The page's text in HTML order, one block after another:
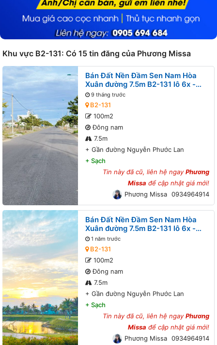
Khu vực B2-131: Có 15 tin đăng của Phương Missa
Bán Đất Nền Đầm Sen Nam Hòa
Xuân đường 7.5m B2-131 lô 6x -
Gần đường Nguyễn Phước Lan
9 tháng trước
B2-131
100m2
Đông nam
7.5m
+ Gần đường Nguyễn Phước Lan
+ Sạch
Tin này đã cũ, liên hệ ngayPhương
Missa để cập nhật giá mới!
Phương Missa 0934964914
Bán Đất Nền Đầm Sen Nam Hòa
Xuân đường 7.5m B2-131 lô 6x -
Gần đường Nguyễn Phước Lan
1 năm trước
B2-131
100m2
Đông nam
7.5m
+ Gần đường Nguyễn Phước Lan
+ Sạch
Tin này đã cũ, liên hệ ngayPhương
Missa để cập nhật giá mới!
Phương Missa 0934964914